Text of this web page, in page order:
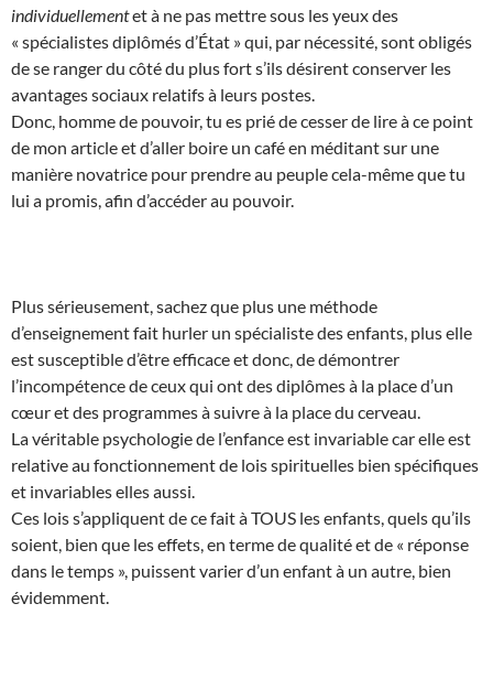
individuellementet à ne pas mettre sous les yeux des
« spécialistes diplômés d’État » qui, par nécessité, sont obligés
de se ranger du côté du plus fort s’ils désirent conserver les
avantages sociaux relatifs à leurs postes.
Donc, homme de pouvoir, tu es prié de cesser de lire à ce point
de mon article et d’aller boire un café en méditant sur une
manière novatrice pour prendre au peuple cela-même que tu
lui a promis, afin d’accéder au pouvoir.
Plus sérieusement, sachez que plus une méthode
d’enseignement fait hurler un spécialiste des enfants, plus elle
est susceptible d’être efficace et donc, de démontrer
l’incompétence de ceux qui ont des diplômes à la place d’un
cœur et des programmes à suivre à la place du cerveau.
La véritable psychologie de l’enfance est invariable car elle est
relative au fonctionnement de lois spirituelles bien spécifiques
et invariables elles aussi.
Ces lois s’appliquent de ce fait à TOUS les enfants, quels qu’ils
soient, bien que les effets, en terme de qualité et de « réponse
dans le temps », puissent varier d’un enfant à un autre, bien
évidemment.